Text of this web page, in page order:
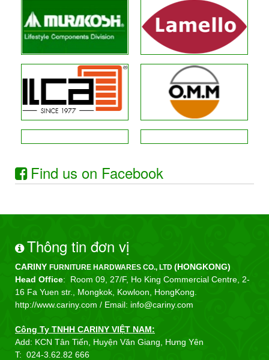
Find us on Facebook
Thông tin đơn vị
CARINY FURNITURE HARDWARES CO., LTD (HONGKONG)
Head Office: Room 09, 27/F, Ho King Commercial Centre, 2-
16 Fa Yuen str., Mongkok, Kowloon, HongKong.
http://www.cariny.com / Email: info@cariny.com
Công Ty TNHH CARINY VIỆT NAM:
Add: KCN Tân Tiến, Huyện Văn Giang, Hưng Yên
T: 024-3.62.82 666